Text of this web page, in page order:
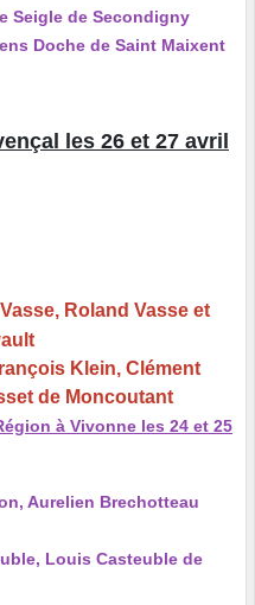
Seigle de Secondigny
Doche de Saint Maixent
les 26 et 27 avril
Roland Vasse et
Klein, Clément
de Moncoutant
à Vivonne les 24 et 25
Aurelien Brechotteau
Louis Casteuble de